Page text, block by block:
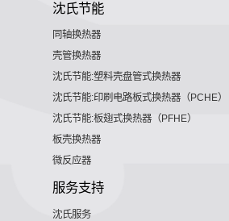
沈氏节能
同轴换热器
壳管换热器
沈氏节能:塑料壳盘管式换热器
沈氏节能:印刷电路板式换热器（PCHE）
沈氏节能:板翅式换热器（PFHE）
板壳换热器
微反应器
服务支持
沈氏服务